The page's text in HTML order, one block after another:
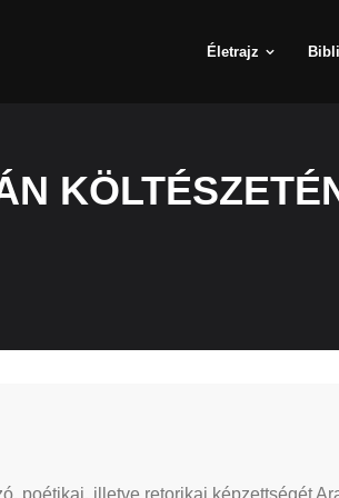
Életrajz
poétikai, illetve retorikai képzettségét